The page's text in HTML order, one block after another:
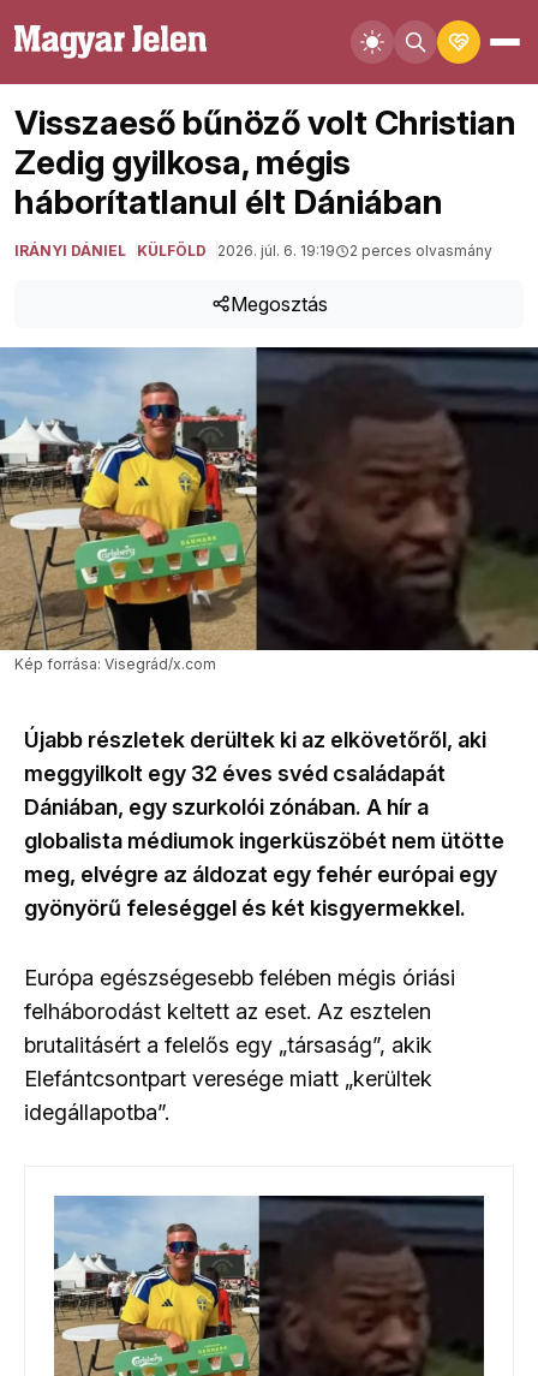
Visszaeső bűnöző volt Christian
Zedig gyilkosa, mégis
háborítatlanul élt Dániában
IRÁNYI DÁNIEL KÜLFÖLD 2026. júl. 6. 19:19 2 perces olvasmány
Megosztás
Kép forrása: Visegrád/x.com
Újabb részletek derültek ki az elkövetőről, aki
meggyilkolt egy 32 éves svéd családapát
Dániában, egy szurkolói zónában. A hír a
globalista médiumok ingerküszöbét nem ütötte
meg, elvégre az áldozat egy fehér európai egy
gyönyörű feleséggel és két kisgyermekkel.
Európa egészségesebb felében mégis óriási
felháborodást keltett az eset. Az esztelen
brutalitásért a felelős egy „társaság”, akik
Elefántcsontpart veresége miatt „kerültek
idegállapotba”.